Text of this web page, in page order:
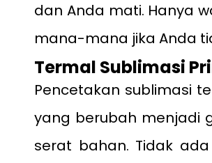
dan Anda mati. Hanya
mana-mana jika Anda
Termal Sublimasi P
Pencetakan sublimasi
yang berubah menjadi
serat bahan. Tidak